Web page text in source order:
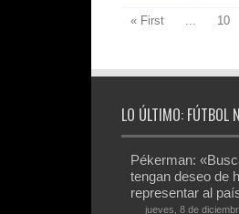
« First 10
LO ÚLTIMO: FÚTBOL
Pékerman:
tengan deseo de
representar al
jueves, 8 de